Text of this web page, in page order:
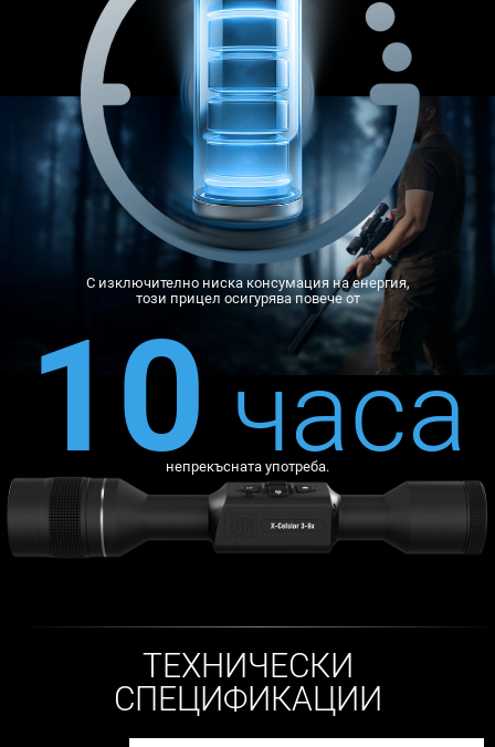
С изключително ниска консумация на енергия,
този прицел осигурява повече от
10 часа
непрекъсната употреба.
ТЕХНИЧЕСКИ
СПЕЦИФИКАЦИИ